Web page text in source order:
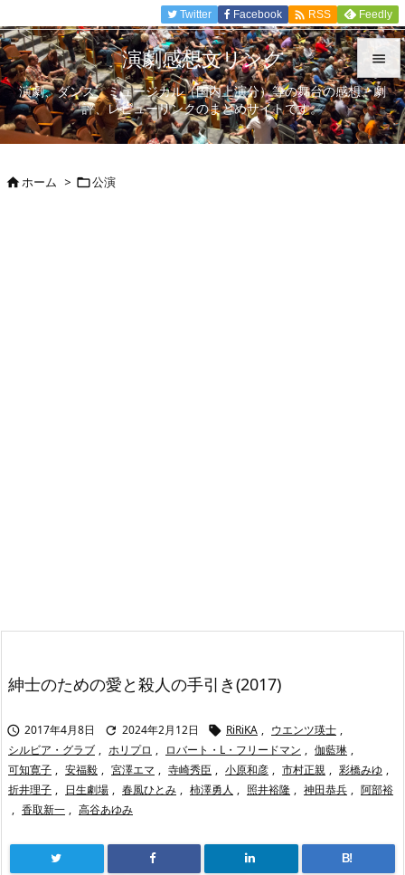


メニュ

Twitter Facebook  RSS Feedly
演劇感想文リンク
演劇、ダンス、ミュージカル（国内上演分）等の舞台の感想、劇
評、レビューリンクのまとめサイトです。
ホーム > 公演
紳士のための愛と殺人の手引き(2017)
 2017年4月8日  2024年2月12日  RiRiKA , ウエンツ瑛士 ,
シルビア・グラブ , ホリプロ , ロバート・L・フリードマン , 伽藍琳 ,
可知寛子 , 安福毅 , 宮澤エマ , 寺崎秀臣 , 小原和彦 , 市村正親 , 彩橋みゆ ,
折井理子 , 日生劇場 , 春風ひとみ , 柿澤勇人 , 照井裕隆 , 神田恭兵 , 阿部裕
, 香取新一 , 高谷あゆみ
B!